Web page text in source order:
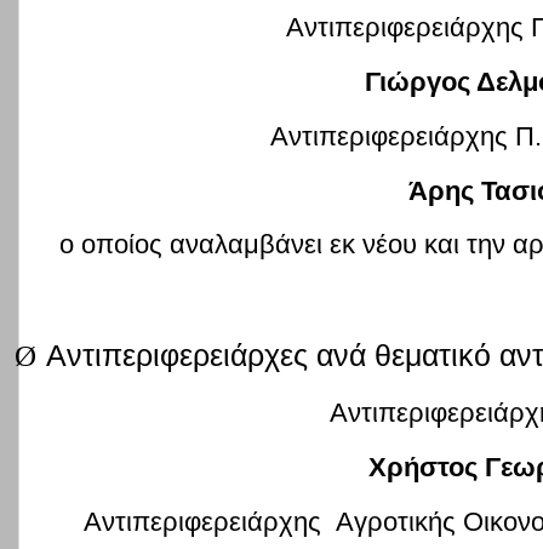
Γιώργος
Αντιπεριφερειάρχης
Άρης
ο οποίος αναλαμβάνει εκ νέου και την
Ø Αντιπεριφερειάρχες ανά θεματικό
Χρήστος
Αντιπεριφερειάρχης Αγροτικής